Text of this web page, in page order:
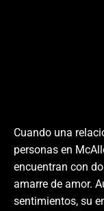
Cuando una
personas en
encuentran con
amarre de amor.
sentimientos, su